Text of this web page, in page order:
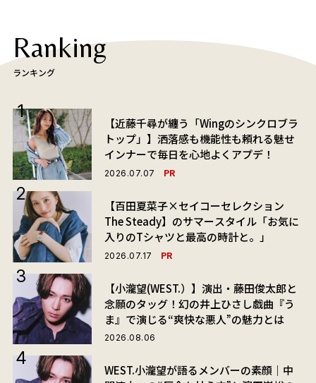
Ranking
ランキング
【近藤千尋が纏う「Wingのシンクロブラ
トップ」】洒落感も機能性も頼れる魅せ
インナーで毎日を心地よくアプデ！
2026.07.07 PR
【百田夏菜子×セイコーセレクション
The Steady】のサマースタイル「お気に
入りのTシャツと最高の時計と。」
2026.07.17 PR
【小瀧望(WEST.）】演出・藤田俊太郎と
念願のタッグ！幻の井上ひさし戯曲『う
ま』で演じる“爽快な悪人”の魅力とは
2026.08.06
WEST.小瀧望が語るメンバーの素顔｜中